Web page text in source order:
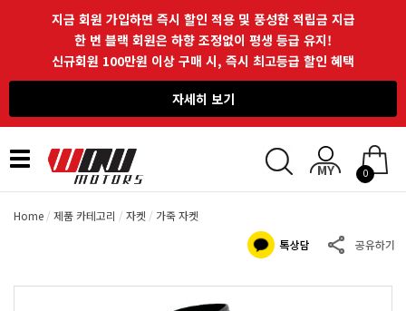
지금 회원 가입하면 즉시 할인 적용 및 풍성한 적립금 지급
한 번 블랙 회원은 하향 조정없이 평생 등급 유지!
신규회원 100만원 이상 구매 시, 즉시 최고등급 할인 혜택
자세히 보기
Toggle
navigation
0
Home 제품 카테고리 자켓 가죽 자켓